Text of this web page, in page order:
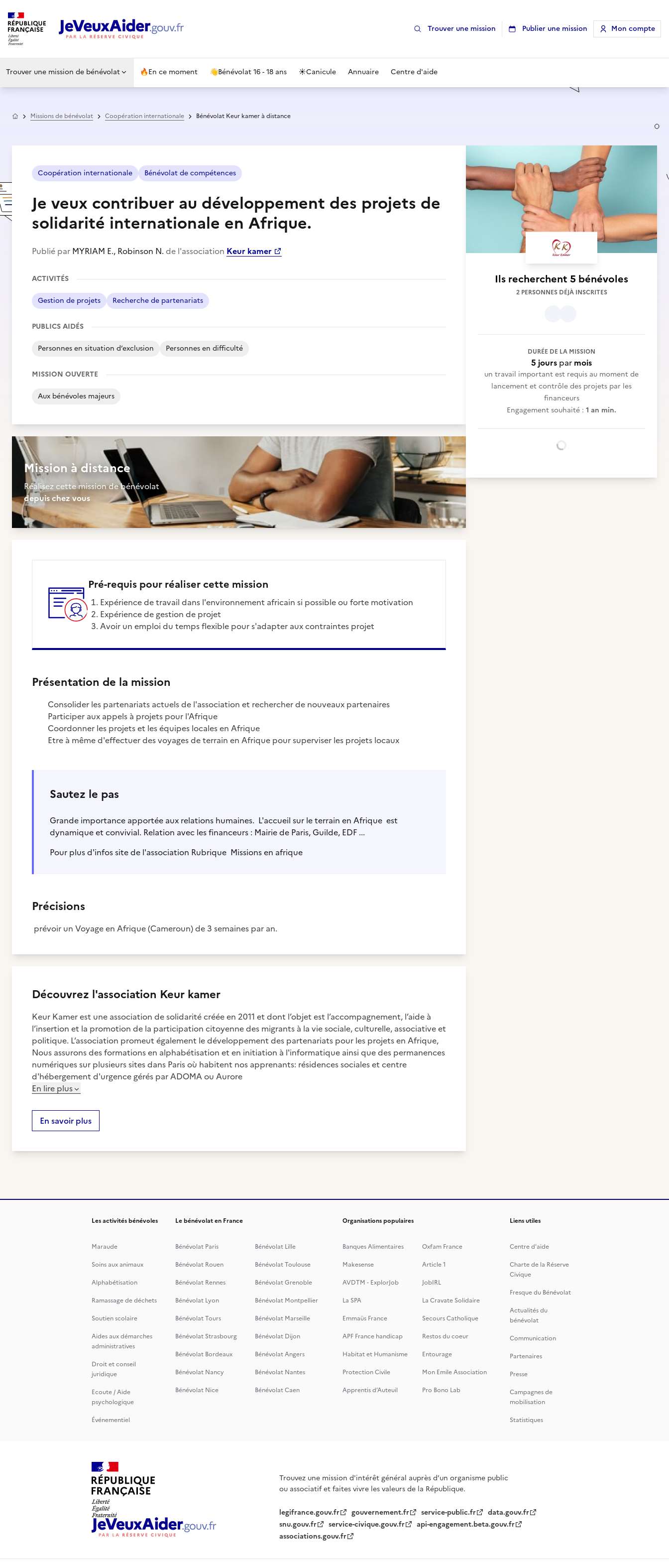
Trouver une mission Publier une mission Mon compte
Trouver une mission de bénévolat 🔥En ce moment 👋Bénévolat 16 - 18 ans ☀️Canicule Annuaire Centre d'aide
AccueilMissions de bénévolat Coopération internationale Bénévolat Keur kamer à distance
Coopération internationale Bénévolat de compétences
Je veux contribuer au développement des projets de
solidarité internationale en Afrique.
Publié par MYRIAM E., Robinson N. de l'association Keur kamer
ACTIVITÉS
Gestion de projets Recherche de partenariats
PUBLICS AIDÉS
Personnes en situation d’exclusion Personnes en difficulté
MISSION OUVERTE
Aux bénévoles majeurs
Mission à distance
Réalisez cette mission de bénévolat
depuis chez vous
Pré-requis pour réaliser cette mission
expérience de travail dans l'environnement africain si possible ou forte motivation
expérience de gestion de projet
avoir un emploi du temps flexible pour s'adapter aux contraintes projet
Présentation de la mission
Consolider les partenariats actuels de l'association et rechercher de nouveaux partenaires
Participer aux appels à projets pour l'Afrique
Coordonner les projets et les équipes locales en Afrique
Etre à même d'effectuer des voyages de terrain en Afrique pour superviser les projets locaux
Sautez le pas
Grande importance apportée aux relations humaines. L'accueil sur le terrain en Afrique est
dynamique et convivial. Relation avec les financeurs : Mairie de Paris, Guilde, EDF ...
Pour plus d'infos site de l'association Rubrique Missions en afrique
Précisions
prévoir un Voyage en Afrique (Cameroun) de 3 semaines par an.
Découvrez l'association Keur kamer
Keur Kamer est une association de solidarité créée en 2011 et dont l’objet est l’accompagnement, l’aide à
l’insertion et la promotion de la participation citoyenne des migrants à la vie sociale, culturelle, associative et
politique. L’association promeut également le développement des partenariats pour les projets en Afrique,
Nous assurons des formations en alphabétisation et en initiation à l'informatique ainsi que des permanences
numériques sur plusieurs sites dans Paris où habitent nos apprenants: résidences sociales et centre
d'hébergement d'urgence gérés par ADOMA ou Aurore
En lire plus
En savoir plus
Ils recherchent 5 bénévoles
2 PERSONNES DÉJÀ INSCRITES
DURÉE DE LA MISSION
5 jours par mois
un travail important est requis au moment de
lancement et contrôle des projets par les
financeurs
Engagement souhaité : 1 an min.
Chargement...
Les activités bénévoles
Maraude
Soins aux animaux
Alphabétisation
Ramassage de déchets
Soutien scolaire
Aides aux démarches
administratives
Droit et conseil
juridique
Ecoute / Aide
psychologique
Événementiel
Le bénévolat en France
Bénévolat Paris
Bénévolat Lille
Bénévolat Rouen
Bénévolat Toulouse
Bénévolat Rennes
Bénévolat Grenoble
Bénévolat Lyon
Bénévolat Montpellier
Bénévolat Tours
Bénévolat Marseille
Bénévolat Strasbourg
Bénévolat Dijon
Bénévolat Bordeaux
Bénévolat Angers
Bénévolat Nancy
Bénévolat Nantes
Bénévolat Nice
Bénévolat Caen
Organisations populaires
Banques Alimentaires
Oxfam France
Makesense
Article 1
AVDTM - ExplorJob
JobIRL
La SPA
La Cravate Solidaire
Emmaüs France
Secours Catholique
APF France handicap
Restos du coeur
Habitat et Humanisme
Entourage
Protection Civile
Mon Emile Association
Apprentis d’Auteuil
Pro Bono Lab
Liens utiles
Centre d'aide
Charte de la Réserve
Civique
Fresque du Bénévolat
Actualités du
bénévolat
Communication
Partenaires
Presse
Campagnes de
mobilisation
Statistiques
Trouvez une mission d'intérêt général auprès d’un organisme public
ou associatif et faites vivre les valeurs de la République.
legifrance.gouv.fr gouvernement.fr service-public.fr
data.gouv.fr
snu.gouv.fr
service-civique.gouv.fr
api-engagement.beta.gouv.fr
associations.gouv.fr